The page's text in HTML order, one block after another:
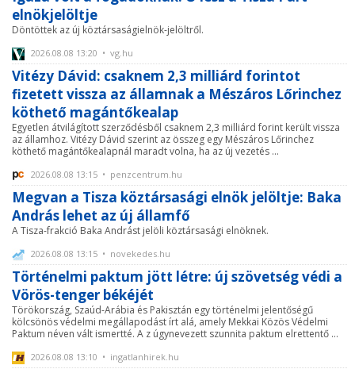
elnökjelöltje
Döntöttek az új köztársaságielnök-jelöltről.
2026.08.08 13:20 • vg.hu
Vitézy Dávid: csaknem 2,3 milliárd forintot
fizetett vissza az államnak a Mészáros Lőrinchez
köthető magántőkealap
Egyetlen átvilágított szerződésből csaknem 2,3 milliárd forint került vissza
az államhoz. Vitézy Dávid szerint az összeg egy Mészáros Lőrinchez
köthető magántőkealapnál maradt volna, ha az új vezetés ...
2026.08.08 13:15 • penzcentrum.hu
Megvan a Tisza köztársasági elnök jelöltje: Baka
András lehet az új államfő
A Tisza-frakció Baka Andrást jelöli köztársasági elnöknek.
2026.08.08 13:15 • novekedes.hu
Történelmi paktum jött létre: új szövetség védi a
Vörös-tenger békéjét
Törökország, Szaúd-Arábia és Pakisztán egy történelmi jelentőségű
kölcsönös védelmi megállapodást írt alá, amely Mekkai Közös Védelmi
Paktum néven vált ismertté. A z úgynevezett szunnita paktum elrettentő ...
2026.08.08 13:10 • ingatlanhirek.hu